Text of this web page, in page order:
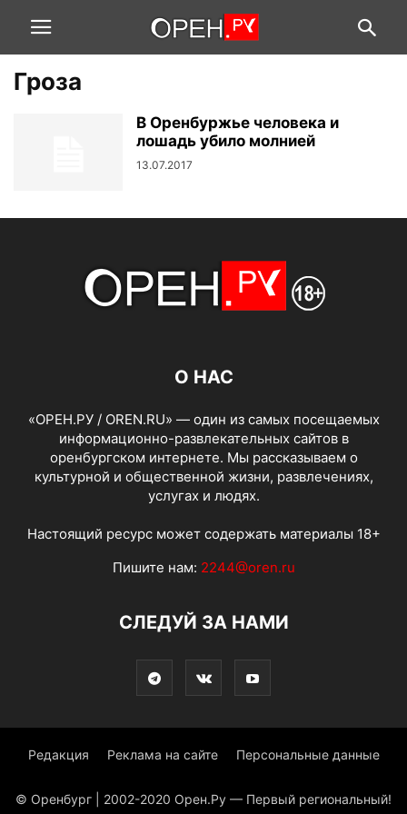
Гроза
В Оренбуржье человека и
лошадь убило молнией
13.07.2017
О НАС
«ОРЕН.РУ / OREN.RU» — один из самых посещаемых
информационно-развлекательных сайтов в
оренбургском интернете. Мы рассказываем о
культурной и общественной жизни, развлечениях,
услугах и людях.
Настоящий ресурс может содержать материалы 18+
Пишите нам: 2244@oren.ru
СЛЕДУЙ ЗА НАМИ
Редакция Реклама на сайте Персональные данные
© Оренбург | 2002-2020 Орен.Ру — Первый региональный!